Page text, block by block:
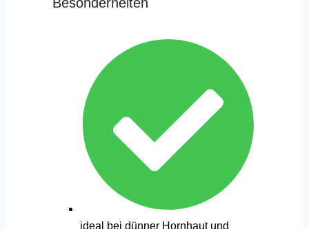
Besonderheiten
ideal bei dünner Hornhaut und